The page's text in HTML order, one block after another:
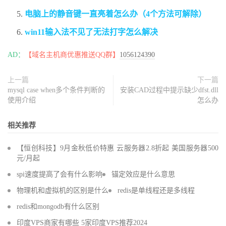
电脑上的静音键一直亮着怎么办（4个方法可解除）
win11输入法不见了无法打字怎么解决
AD： 【域名主机商优惠推送QQ群】 1056124390
上一篇
mysql case when多个条件判断的
使用介绍
下一篇
安装CAD过程中提示缺少dfst.dll
怎么办
相关推荐
【恒创科技】9月金秋低价特惠 云服务器2.8折起 美国服务器500
元/月起
spi速度提高了会有什么影响 锚定效应是什么意思
物理机和虚拟机的区别是什么 redis是单线程还是多线程
redis和mongodb有什么区别
印度VPS商家有哪些 5家印度VPS推荐2024